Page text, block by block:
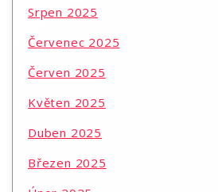
Srpen 2025
Červenec 2025
Červen 2025
Květen 2025
Duben 2025
Březen 2025